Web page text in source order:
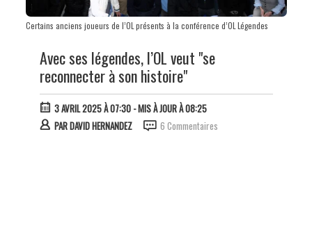
Certains anciens joueurs de l’OL présents à la conférence d’OL Légendes
Avec ses légendes, l’OL veut "se
reconnecter à son histoire"
3 AVRIL 2025 À 07:30- MIS À JOUR À 08:25
PARDAVID HERNANDEZ 6 Commentaires